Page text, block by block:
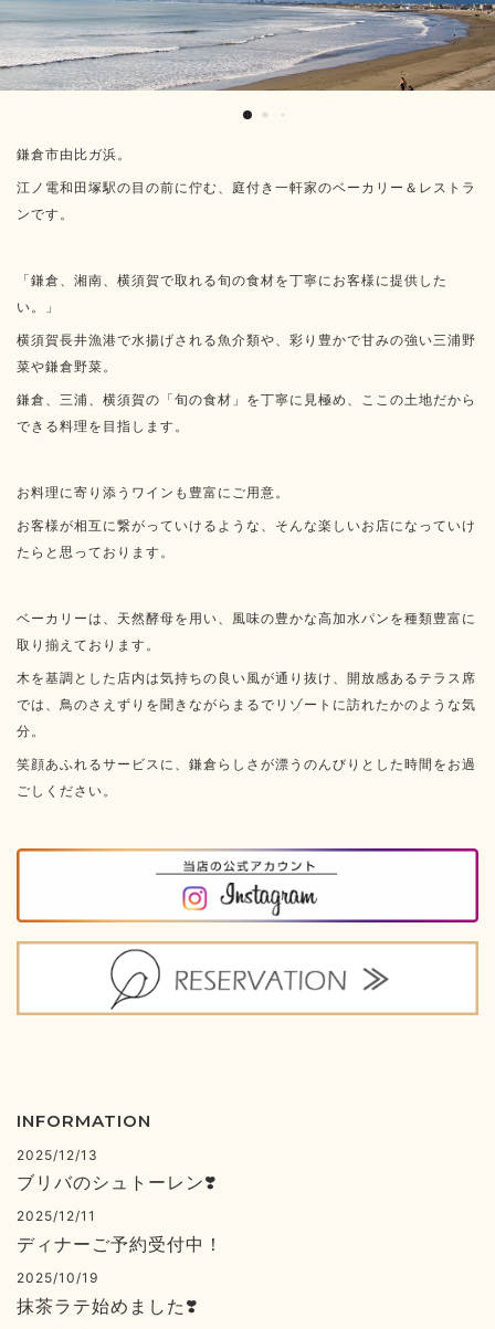
鎌倉市由比ガ浜。
江ノ電和田塚駅の目の前に佇む、庭付き一軒家のベーカリー＆レストラ
ンです。
「鎌倉、湘南、横須賀で取れる旬の食材を丁寧にお客様に提供した
い。」
横須賀長井漁港で水揚げされる魚介類や、彩り豊かで甘みの強い三浦野
菜や鎌倉野菜。
鎌倉、三浦、横須賀の「旬の食材」を丁寧に見極め、ここの土地だから
できる料理を目指します。
お料理に寄り添うワインも豊富にご用意。
お客様が相互に繋がっていけるような、そんな楽しいお店になっていけ
たらと思っております。
ベーカリーは、天然酵母を用い、風味の豊かな高加水パンを種類豊富に
取り揃えております。
木を基調とした店内は気持ちの良い風が通り抜け、開放感あるテラス席
では、鳥のさえずりを聞きながらまるでリゾートに訪れたかのような気
分。
笑顔あふれるサービスに、鎌倉らしさが漂うのんびりとした時間をお過
ごしください。
INFORMATION
2025/12/13
ブリバのシュトーレン❣️
2025/12/11
ディナーご予約受付中！
2025/10/19
抹茶ラテ始めました❣️